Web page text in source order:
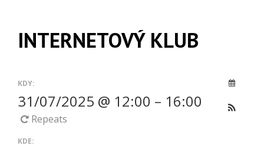
INTERNETOVÝ KLUB
KDY:
31/07/2025 @ 12:00 – 16:00
Repeats
KDE: